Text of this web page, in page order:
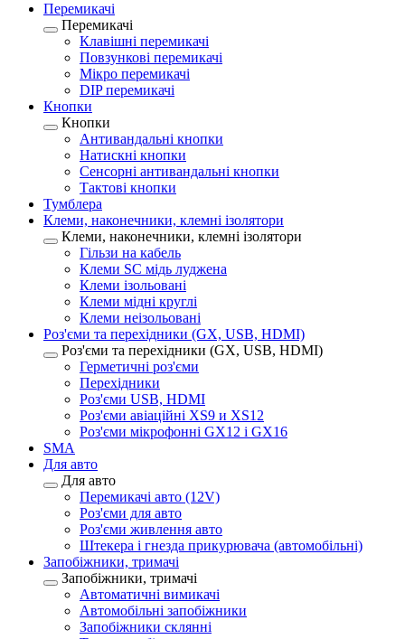
Перемикачі
Перемикачі
Клавішні перемикачі
Повзункові перемикачі
Мікро перемикачі
DIP перемикачі
Кнопки
Кнопки
Антивандальні кнопки
Натискні кнопки
Сенсорні антивандальні кнопки
Тактові кнопки
Тумблера
Клеми, наконечники, клемні ізолятори
Клеми, наконечники, клемні ізолятори
Гільзи на кабель
Клеми SC мідь луджена
Клеми ізольовані
Клеми мідні круглі
Клеми неізольовані
Роз'єми та перехідники (GX, USB, HDMI)
Роз'єми та перехідники (GX, USB, HDMI)
Герметичні роз'єми
Перехідники
Роз'єми USB, HDMI
Роз'єми авіаційні XS9 и XS12
Роз'єми мікрофонні GX12 і GX16
SMA
Для авто
Для авто
Перемикачі авто (12V)
Роз'єми для авто
Роз'єми живлення авто
Штекера і гнезда прикурювача (автомобільні)
Запобіжники, тримачі
Запобіжники, тримачі
Автоматичні вимикачі
Автомобільні запобіжники
Запобіжники склянні